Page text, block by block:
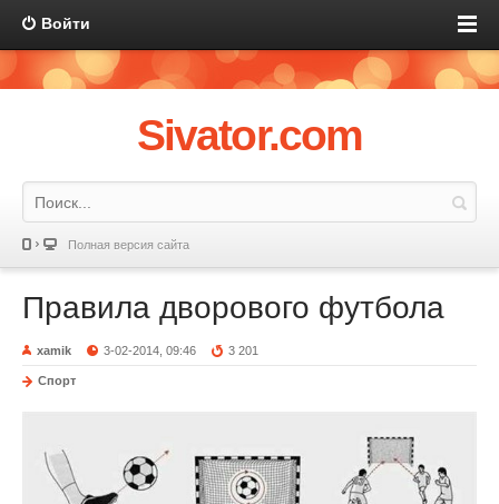
Войти
Sivator.com
Полная версия сайта
Правила дворового футбола
xamik 3-02-2014, 09:46 3 201
Спорт